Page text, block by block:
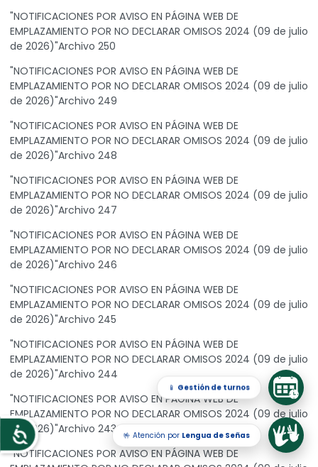
Accesibilidad
"NOTIFICACIONES POR AVISO EN PÁGINA WEB DE
EMPLAZAMIENTO POR NO DECLARAR OMISOS 2024 (09 de julio
de 2026)"Archivo 250
"NOTIFICACIONES POR AVISO EN PÁGINA WEB DE
EMPLAZAMIENTO POR NO DECLARAR OMISOS 2024 (09 de julio
de 2026)"Archivo 249
"NOTIFICACIONES POR AVISO EN PÁGINA WEB DE
EMPLAZAMIENTO POR NO DECLARAR OMISOS 2024 (09 de julio
de 2026)"Archivo 248
"NOTIFICACIONES POR AVISO EN PÁGINA WEB DE
EMPLAZAMIENTO POR NO DECLARAR OMISOS 2024 (09 de julio
de 2026)"Archivo 247
"NOTIFICACIONES POR AVISO EN PÁGINA WEB DE
EMPLAZAMIENTO POR NO DECLARAR OMISOS 2024 (09 de julio
de 2026)"Archivo 246
"NOTIFICACIONES POR AVISO EN PÁGINA WEB DE
EMPLAZAMIENTO POR NO DECLARAR OMISOS 2024 (09 de julio
de 2026)"Archivo 245
"NOTIFICACIONES POR AVISO EN PÁGINA WEB DE
EMPLAZAMIENTO POR NO DECLARAR OMISOS 2024 (09 de julio
de 2026)"Archivo 244
"NOTIFICACIONES POR AVISO EN PÁGINA WEB DE
EMPLAZAMIENTO POR NO DECLARAR OMISOS 2024 (09 de julio
de 2026)"Archivo 243
"NOTIFICACIONES POR AVISO EN PÁGINA WEB DE
📱 Gestión de turnos
🤟 Atención por Lengua de Señas